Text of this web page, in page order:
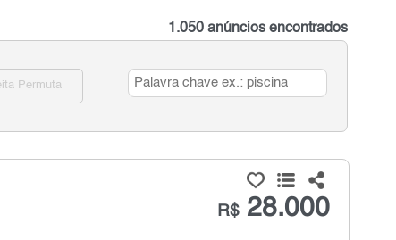
1.050 anúncios encontrados
Permuta
R$28.000